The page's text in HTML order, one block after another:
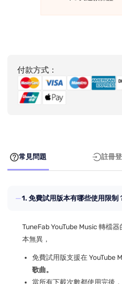
付款方式：
常見問題 註冊
1. 免費試用版本有哪些使用限制
TuneFab YouTube Music 轉檔
本無異，
免費試用版支援在 YouTube
歌曲。
當所有下載次數都使用完後